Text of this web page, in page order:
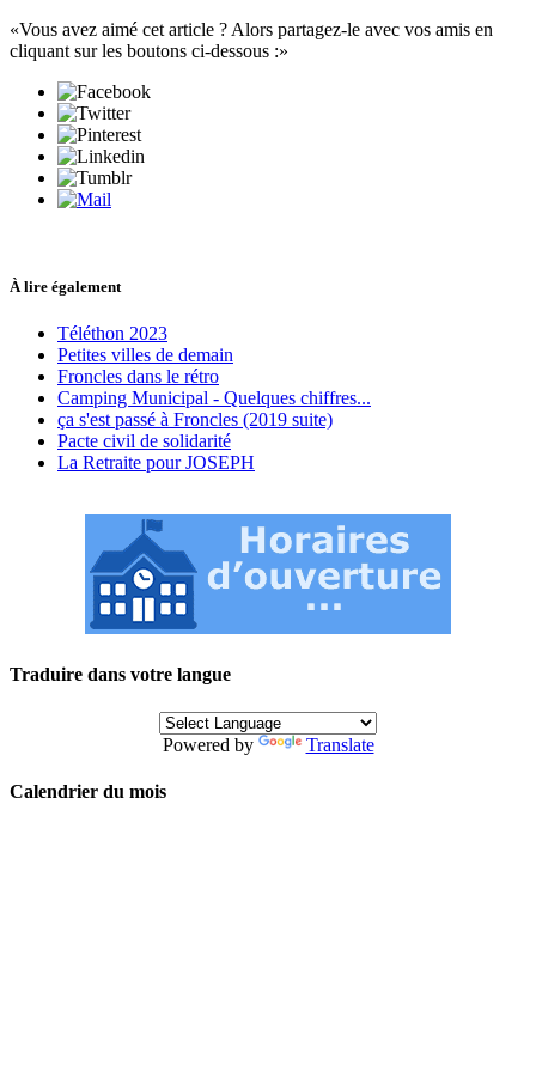
Vous avez aimé cet article ? Alors partagez-le avec vos amis en
cliquant sur les boutons ci-dessous :
À lire également
Téléthon 2023
Petites villes de demain
Froncles dans le rétro
Camping Municipal - Quelques chiffres...
ça s'est passé à Froncles (2019 suite)
Pacte civil de solidarité
La Retraite pour JOSEPH
Traduire dans votre langue
Powered by Translate
Calendrier du mois